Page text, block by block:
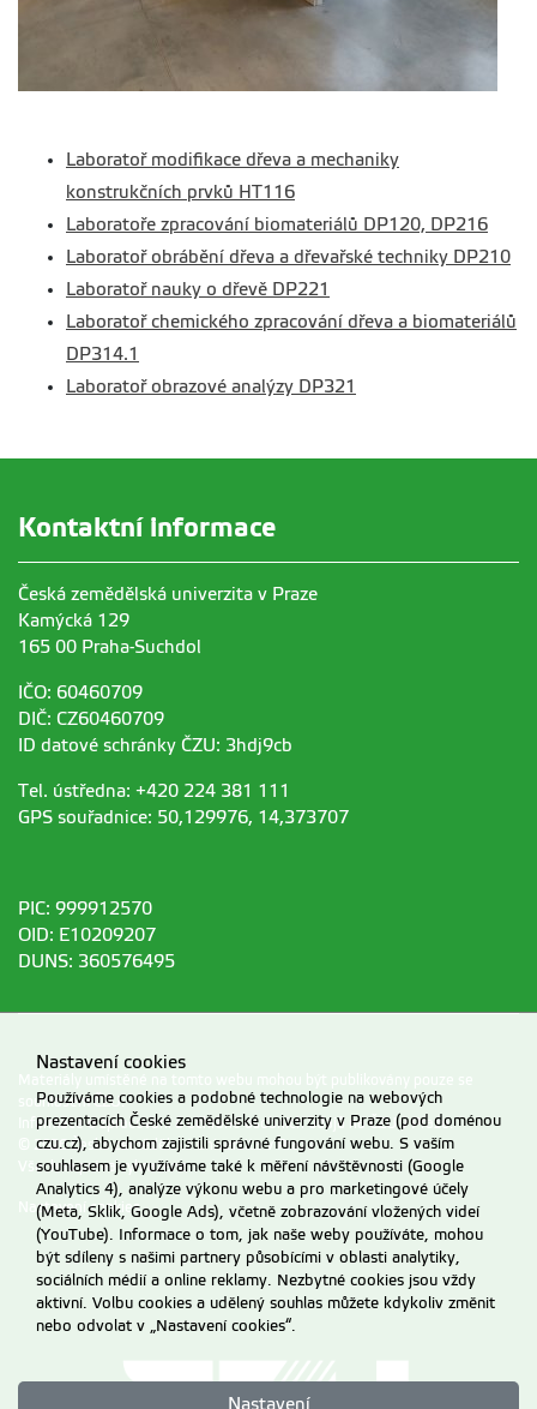
Laboratoř modifikace dřeva a mechaniky
konstrukčních prvků HT116
Laboratoře zpracování biomateriálů DP120, DP216
Laboratoř obrábění dřeva a dřevařské techniky DP210
Laboratoř nauky o dřevě DP221
Laboratoř chemického zpracování dřeva a biomateriálů
DP314.1
Laboratoř obrazové analýzy DP321
Kontaktní informace
Česká zemědělská univerzita v Praze
Kamýcká 129
165 00 Praha-Suchdol
IČO: 60460709
DIČ: CZ60460709
ID datové schránky ČZU: 3hdj9cb
Tel. ústředna: +420 224 381 111
GPS souřadnice: 50,129976, 14,373707
PIC: 999912570
OID: E10209207
DUNS: 360576495
souhlasem ČZU.
Informace o zpracování a ochraně osobních údajů na ČZU v Praze.
© 2026 Česká zemědělská univerzita v Praze
Všechna práva vyhrazena
Nastavení cookies
Nastavení cookies
Používáme cookies a podobné technologie na webových
prezentacích České zemědělské univerzity v Praze (pod doménou
czu.cz), abychom zajistili správné fungování webu. S vaším
souhlasem je využíváme také k měření návštěvnosti (Google
Analytics 4), analýze výkonu webu a pro marketingové účely
(Meta, Sklik, Google Ads), včetně zobrazování vložených videí
(YouTube). Informace o tom, jak naše weby používáte, mohou
být sdíleny s našimi partnery působícími v oblasti analytiky,
sociálních médií a online reklamy. Nezbytné cookies jsou vždy
aktivní. Volbu cookies a udělený souhlas můžete kdykoliv změnit
nebo odvolat v „Nastavení cookies“.
Nastavení